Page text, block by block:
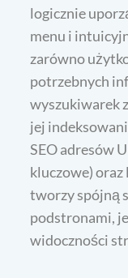
logicznie
menu i
zarówno
potrzebnych
wyszukiwarek
jej
SEO adresów
kluczowe)
tworzy spójną
podstronami,
widoczności